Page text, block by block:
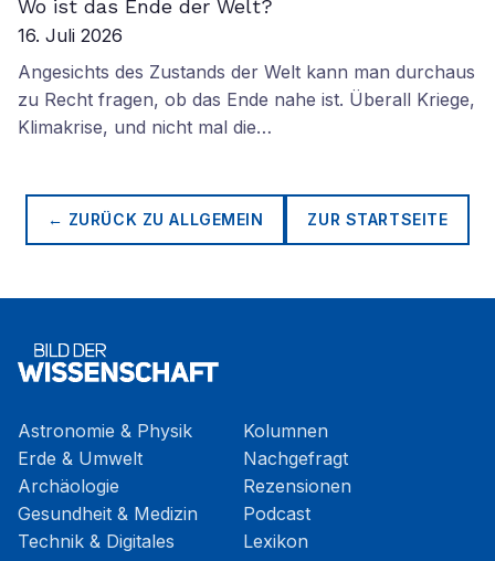
Wo ist das Ende der Welt?
16. Juli 2026
Angesichts des Zustands der Welt kann man durchaus
zu Recht fragen, ob das Ende nahe ist. Überall Kriege,
Klimakrise, und nicht mal die…
← ZURÜCK ZUALLGEMEIN ZUR STARTSEITE
Astronomie & Physik
Erde & Umwelt
Archäologie
Gesundheit & Medizin
Technik & Digitales
Kolumnen
Nachgefragt
Rezensionen
Podcast
Lexikon